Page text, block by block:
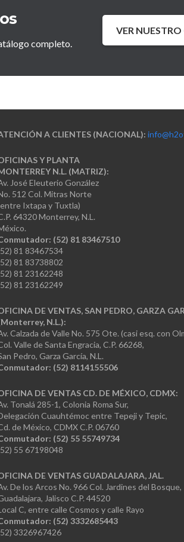
completo.
VER
A CLIENTES (NACIONAL):
Y PLANTA
N.L. (MATRIZ):
José Eleuterio González
512 Col. Mitras Norte
Ixtapa y Tuxtla)
64320 Monterrey, N.L.
(52) 81 83467510
81 83467534
81 83738802
81 23162248
81 23162249
DE VENTAS, SAN PEDRO, GARZA
N.L.):
Calzada de Valle No. 575 Ote. (casi esq. con
Valle de Santa Engracia, C.P. 66268,
Pedro, Garza García, N.L.
(52) 8114155506
DE VENTAS CD. DE MÉXICO, CDMX:
Tonalá 285-1, Colonia Roma Sur,
Cuauhtémoc entre Tepeji y Tepic,
de México, CDMX C.P. 06760
(52) 55 55749734
55 67198048
DE VENTAS GUADALAJARA, JAL.
De los Arcos No. 966 Col. Jardines del Bosque,
Jalisco C.P. 44520
C, entre calle Cosmos y calle Rayo
(52) 3332685443
3326967426